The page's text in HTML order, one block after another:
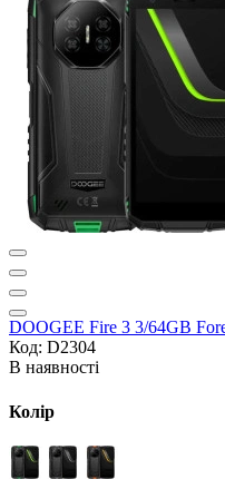
DOOGEE Fire 3 3/64GB
Код: D2304
В наявності
Колір